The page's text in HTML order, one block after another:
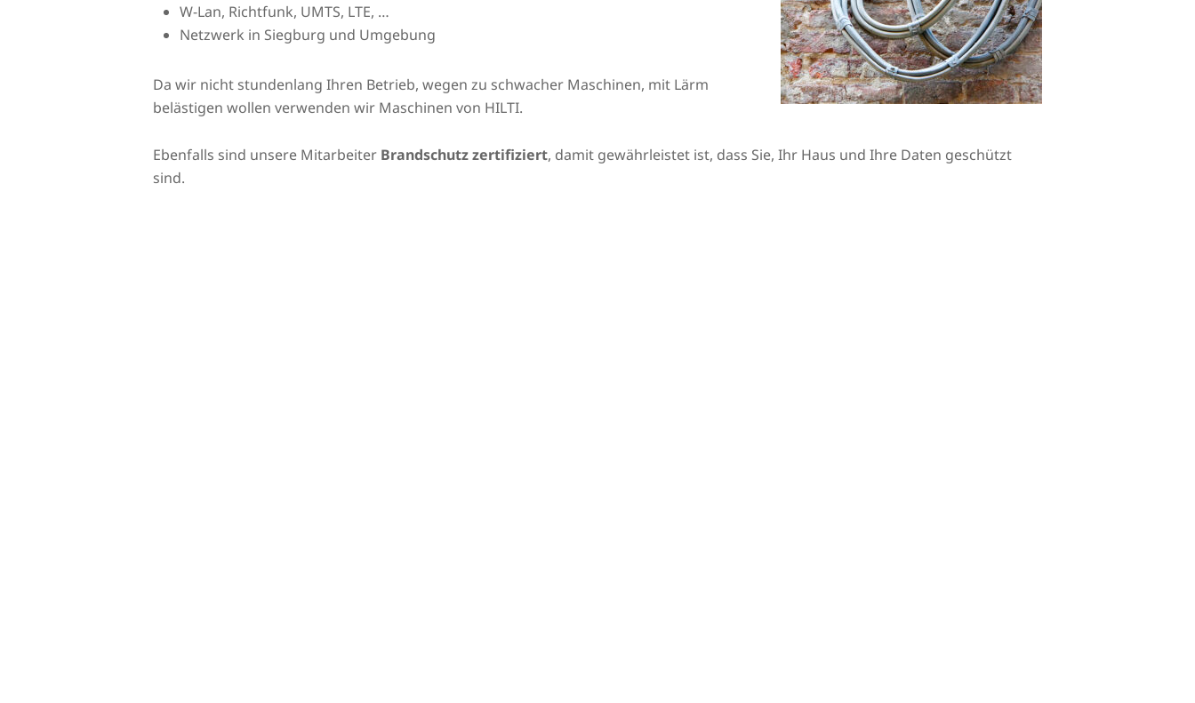
W-Lan, Richtfunk, UMTS, LTE, …
Netzwerk in Siegburg und Umgebung
Da wir nicht stundenlang Ihren Betrieb, wegen zu schwacher Maschinen, mit Lärm
belästigen wollen verwenden wir Maschinen von HILTI.
Ebenfalls sind unsere Mitarbeiter Brandschutz zertifiziert, damit gewährleistet ist, dass Sie, Ihr Haus und Ihre Daten geschützt
sind.